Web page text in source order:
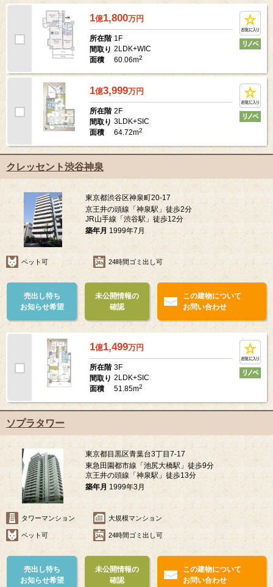
1億1,800万円
所在階 1F
間取り 2LDK+WIC
面積
60.06m2
1億3,999万円
所在階 2F
間取り 3LDK+SIC
面積
64.72m2
クレッセント渋谷神泉
東京都渋谷区神泉町20-17
京王井の頭線「神泉駅」徒歩2分
JR山手線「渋谷駅」徒歩12分
築年月 1999年7月
ペット可 24時間ゴミ出し可
売出し待ち
お知らせ希望
未公開情報の
確認
この建物について
お問い合わせ
1億1,499万円
所在階 3F
間取り 2LDK+SIC
面積
51.85m2
ソプラタワー
東京都目黒区青葉台3丁目7-17
東急田園都市線「池尻大橋駅」徒歩9分
京王井の頭線「神泉駅」徒歩13分
築年月 1999年3月
タワーマンション 大規模マンション
ペット可 24時間ゴミ出し可
売出し待ち
お知らせ希望
未公開情報の
確認
この建物について
お問い合わせ